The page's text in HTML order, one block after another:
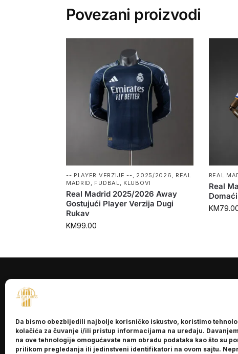
Da bismo obezbijedili najbolje korisničko iskustvo, koristimo
kolačića za čuvanje i/ili pristup informacijama na uređaju.
na ove tehnologije omogućavate nam obradu podataka kao što su
prilikom pregledanja ili jedinstveni identifikatori na ovom sajtu.
Povezani proizvodi
-- PLAYER VERZIJE -- 2025/2026
REAL
MADRID
FUDBAL KLUBOVI
Real Madrid 2025/2026 Away
Gostujući Player Verzija Dugi
Rukav
KM99.00
REAL
Real
Domaći
KM
Kontakt